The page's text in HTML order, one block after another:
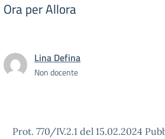
Ora per Allora
Lina Defina
Non docente
Prot. 770/IV.2.1 del 15.02.2024